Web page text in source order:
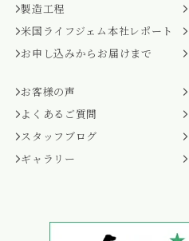
製造工程
米国ライフジェム本社レポート
お申し込みからお届けまで
お客様の声
よくあるご質問
スタッフブログ
ギャラリー